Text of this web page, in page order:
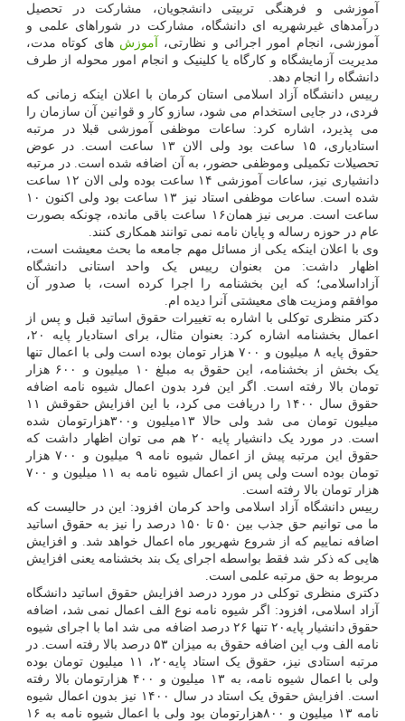
آموزشی و فرهنگی تربیتی دانشجویان، مشارکت در تحصیل
درآمدهای غیرشهریه ای دانشگاه، مشارکت در شوراهای علمی و
آموزشی، انجام امور اجرائی و نظارتی،
آموزش های کوتاه مدت،
مدیریت آزمایشگاه و کارگاه یا کلینیک و انجام امور محوله از طرف
دانشگاه را انجام دهد.
رییس دانشگاه آزاد اسلامی استان کرمان با اعلان اینکه زمانی که
فردی، در جایی استخدام می شود، سازو کار و قوانین آن سازمان را
می پذیرد، اشاره کرد: ساعات موظفی آموزشی قبلا در مرتبه
استادیاری، ۱۵ ساعت بود ولی الان ۱۳ ساعت است. در عوض
تحصیلات تکمیلی وموظفی حضور، به آن اضافه شده است. در مرتبه
دانشیاری نیز، ساعات آموزشی ۱۴ ساعت بوده ولی الان ۱۲ ساعت
شده است. ساعات موظفی استاد نیز ۱۳ ساعت بود ولی اکنون ۱۰
ساعت است. مربی نیز همان۱۶ ساعت باقی مانده، چونکه بصورت
عام در حوزه رساله و پایان نامه نمی توانند همکاری کنند.
وی با اعلان اینکه یکی از مسائل مهم جامعه ما بحث معیشت است،
اظهار داشت: من بعنوان رییس یک واحد استانی دانشگاه
آزاداسلامی؛ که این بخشنامه را اجرا کرده است، با صدور آن
موافقم ومزیت های معیشتی آنرا دیده ام.
دکتر منظری توکلی با اشاره به تغییرات حقوق اساتید قبل و پس از
اعمال بخشنامه اشاره کرد: بعنوان مثال، برای استادیار پایه ۲۰،
حقوق پایه ۸ میلیون و ۷۰۰ هزار تومان بوده است ولی با اعمال تنها
یک بخش از بخشنامه، این حقوق به مبلغ ۱۰ میلیون و ۶۰۰ هزار
تومان بالا رفته است. اگر این فرد بدون اعمال شیوه نامه اضافه
حقوق سال ۱۴۰۰ را دریافت می کرد، با این افزایش حقوقش ۱۱
میلیون تومان می شد ولی حالا ۱۳میلیون و۳۰۰هزارتومان شده
است. در مورد یک دانشیار پایه ۲۰ هم می توان اظهار داشت که
حقوق این مرتبه پیش از اعمال شیوه نامه ۹ میلیون و ۷۰۰ هزار
تومان بوده است ولی پس از اعمال شیوه نامه به ۱۱ میلیون و ۷۰۰
هزار تومان بالا رفته است.
رییس دانشگاه آزاد اسلامی واحد کرمان افزود: این در حالیست که
ما می توانیم حق جذب بین ۵۰ تا ۱۵۰ درصد را نیز به حقوق اساتید
اضافه نماییم که از شروع شهریور ماه اعمال خواهد شد. و افزایش
هایی که ذکر شد فقط بواسطه اجرای یک بند بخشنامه یعنی افزایش
مربوط به حق مرتبه علمی است.
دکتری منظری توکلی در مورد درصد افزایش حقوق اساتید دانشگاه
آزاد اسلامی، افزود: اگر شیوه نامه نوع الف اعمال نمی شد، اضافه
حقوق دانشیار پایه۲۰ تنها ۲۶ درصد اضافه می شد اما با اجرای شیوه
نامه الف وب این اضافه حقوق به میزان ۵۳ درصد بالا رفته است. در
مرتبه استادی نیز، حقوق یک استاد پایه۲۰، ۱۱ میلیون تومان بوده
ولی با اعمال شیوه نامه، به ۱۳ میلیون و ۴۰۰ هزارتومان بالا رفته
است. افزایش حقوق یک استاد در سال ۱۴۰۰ نیز بدون اعمال شیوه
نامه ۱۳ میلیون و ۸۰۰هزارتومان بود ولی با اعمال شیوه نامه به ۱۶